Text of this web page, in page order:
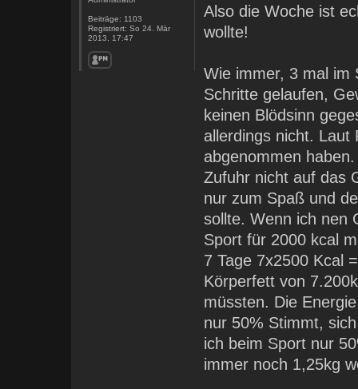
Also die Woche ist
wollte!
Wie immer, 3 mal im
Schritte gelaufen,
keinen Blödsinn
allerdings nicht. Laut
abgenommen
Zufuhr nicht auf das
nur zum Spaß und
sollte. Wenn ich nen
Sport für 2000 kcal
7 Tage 7x2500 Kcal
Körperfett von
müssten. Die
nur 50% Stimmt,
ich beim Sport nur
immer noch 1,25kg
Beiträge: 1103
Registriert: So 24. Mär
2013, 17:47